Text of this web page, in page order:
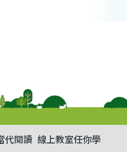
代閱讀 線上教室任你學